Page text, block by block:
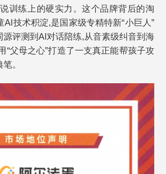
训练上的硬实力。这个品牌背后的淘
AI技术积淀,是国家级专精特新“小巨人”
评测到AI对话陪练,从音素级纠音到海
“父母之心”打造了一支真正能帮孩子攻
。